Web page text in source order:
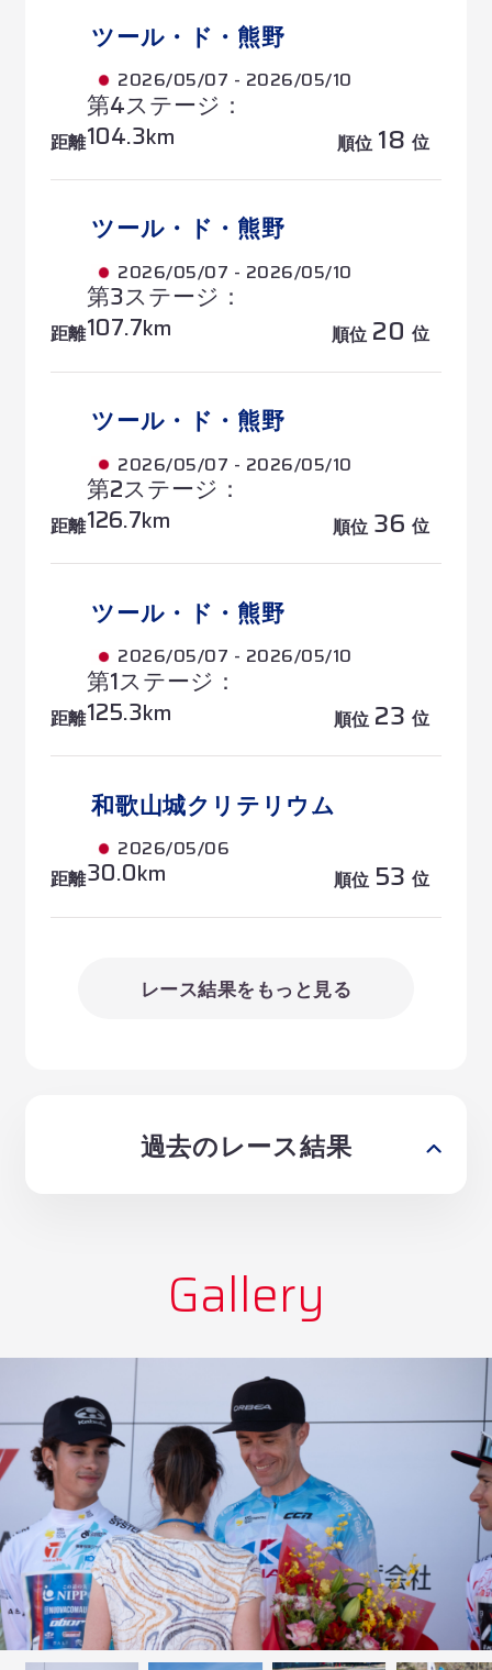
ツール・ド・熊野
2026/05/07 - 2026/05/10
距離
第4ステージ：
104.3km 順位 18 位
ツール・ド・熊野
2026/05/07 - 2026/05/10
距離
第3ステージ：
107.7km 順位 20 位
ツール・ド・熊野
2026/05/07 - 2026/05/10
距離
第2ステージ：
126.7km 順位 36 位
ツール・ド・熊野
2026/05/07 - 2026/05/10
距離
第1ステージ：
125.3km 順位 23 位
和歌山城クリテリウム
2026/05/06
距離30.0km 順位 53 位
レース結果をもっと見る
過去のレース結果
Gallery